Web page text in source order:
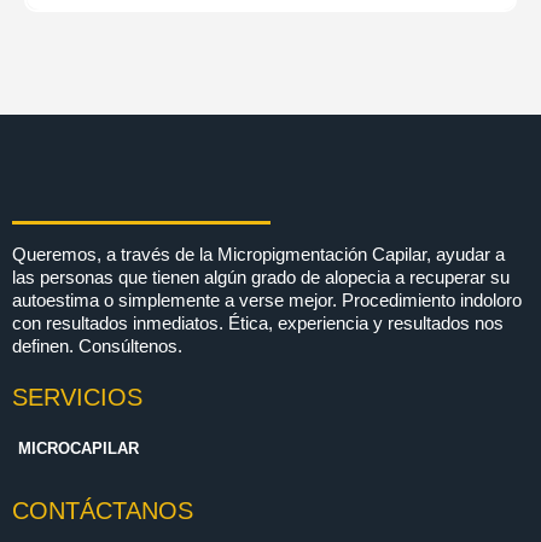
Queremos, a través de la Micropigmentación Capilar, ayudar a
las personas que tienen algún grado de alopecia a recuperar su
autoestima o simplemente a verse mejor. Procedimiento indoloro
con resultados inmediatos. Ética, experiencia y resultados nos
definen. Consúltenos.
SERVICIOS
MICROCAPILAR
CONTÁCTANOS